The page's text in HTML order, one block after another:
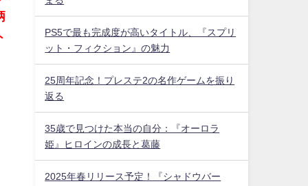
PS5で最も完成度が高いタイトル、『スプリ
ット・フィクション』の魅力
25周年記念！プレステ2の名作ゲームを振り
返る
35歳で見つけた本当の自分：『オーロラ
姫』ヒロインの成長と葛藤
2025年春リリース予定！『シャドウバー